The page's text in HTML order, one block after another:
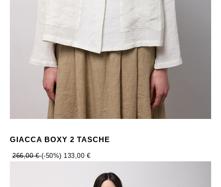
GIACCA BOXY 2 TASCHE
266,00 €(-50%) 133,00 €